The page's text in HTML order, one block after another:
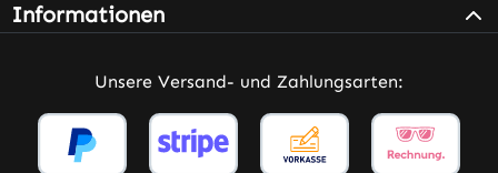
Informationen
Unsere Versand- und Zahlungsarten: